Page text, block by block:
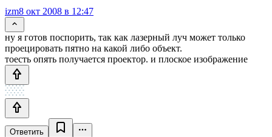
izm8 окт 2008 в 12:47
ну я готов поспорить, так как лазерный луч может только
проецировать пятно на какой либо объект.
тоесть опять получается проектор. и плоское изображение
Ответить